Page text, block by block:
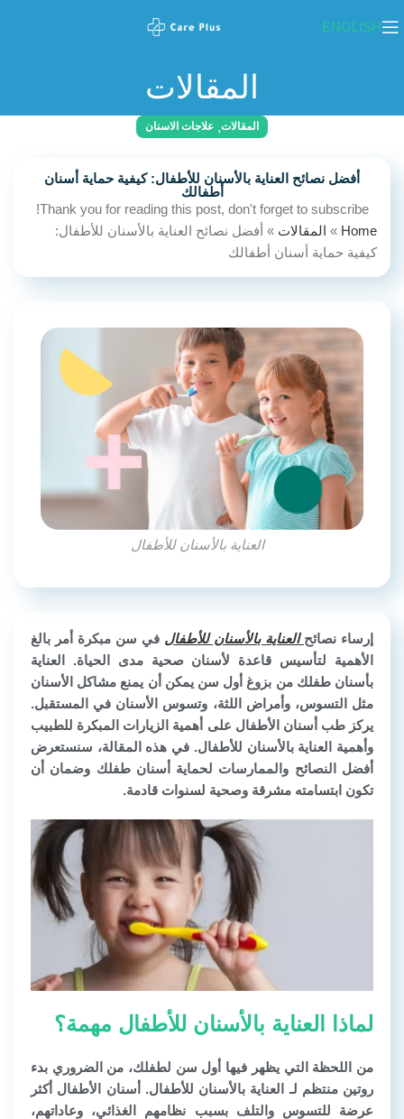
ENGLISH
المقالات
المقالات, علاجات الاسنان
أفضل نصائح العناية بالأسنان للأطفال: كيفية حماية أسنان
أطفالك
Thank you for reading this post, don't forget to subscribe!
Home
» المقالات » أفضل نصائح العناية بالأسنان للأطفال:
كيفية حماية أسنان أطفالك
العناية بالأسنان للأطفال
إرساء نصائحالعناية بالأسنان للأطفال في سن مبكرة أمر بالغ
الأهمية لتأسيس قاعدة لأسنان صحية مدى الحياة. العناية
بأسنان طفلك من بزوغ أول سن يمكن أن يمنع مشاكل الأسنان
مثل التسوس، وأمراض اللثة، وتسوس الأسنان في المستقبل.
يركز طب أسنان الأطفال على أهمية الزيارات المبكرة للطبيب
وأهمية العناية بالأسنان للأطفال. في هذه المقالة، سنستعرض
أفضل النصائح والممارسات لحماية أسنان طفلك وضمان أن
تكون ابتسامته مشرقة وصحية لسنوات قادمة.
لماذا العناية بالأسنان للأطفال مهمة؟
من اللحظة التي يظهر فيها أول سن لطفلك، من الضروري بدء
روتين منتظم لـ العناية بالأسنان للأطفال. أسنان الأطفال أكثر
عرضة للتسوس والتلف بسبب نظامهم الغذائي، وعاداتهم،